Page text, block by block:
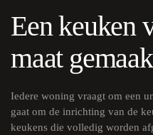
Een keuken
maat
Iedere woning vraagt om een
gaat om de inrichting van de
keukens die volledig worden